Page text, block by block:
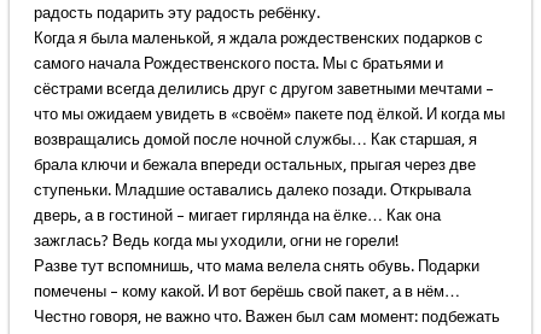
радость подарить эту радость ребёнку.
Когда я была маленькой, я ждала рождественских подарков с
самого начала Рождественского поста. Мы с братьями и
сёстрами всегда делились друг с другом заветными мечтами –
что мы ожидаем увидеть в «своём» пакете под ёлкой. И когда мы
возвращались домой после ночной службы… Как старшая, я
брала ключи и бежала впереди остальных, прыгая через две
ступеньки. Младшие оставались далеко позади. Открывала
дверь, а в гостиной – мигает гирлянда на ёлке… Как она
зажглась? Ведь когда мы уходили, огни не горели!
Разве тут вспомнишь, что мама велела снять обувь. Подарки
помечены – кому какой. И вот берёшь свой пакет, а в нём…
Честно говоря, не важно что. Важен был сам момент: подбежать